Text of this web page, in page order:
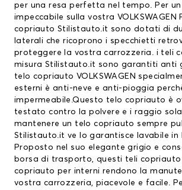
per una resa perfetta nel tempo. Per
impeccabile sulla vostra VOLKSWAGEN
copriauto Stilistauto.it sono dotati di
laterali che ricoprono i specchietti
proteggere la vostra carrozzeria. i teli
misura Stilistauto.it sono garantiti anti
telo copriauto VOLKSWAGEN
esterni è anti-neve e anti-pioggia
impermeabile.Questo telo copriauto è
testato contro la polvere e i raggio
mantenere un telo copriauto sempre
Stilistauto.it ve lo garantisce lavabile in
Proposto nel suo elegante grigio e
borsa di trasporto, questi teli
copriauto per interni rendono la
vostra carrozzeria, piacevole e facile.